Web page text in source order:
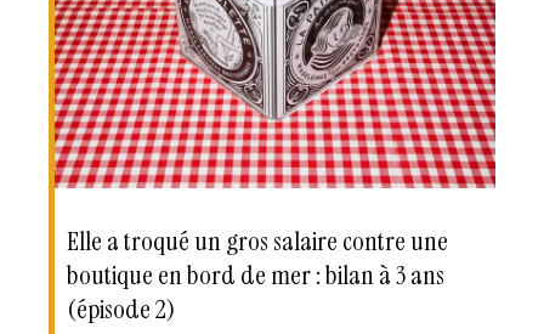
Elle a troqué un gros salaire contre une
boutique en bord de mer : bilan à 3 ans
(épisode 2)